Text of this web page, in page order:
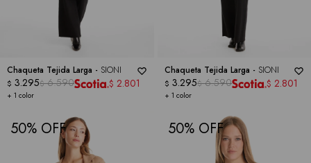
Chaqueta Tejida Larga - SIONI
+ 1 color
$ 3.295$ 6.590 $ 2.801
Chaqueta Tejida Larga - SIONI
+ 1 color
$ 3.295$ 6.590 $ 2.801
50 50